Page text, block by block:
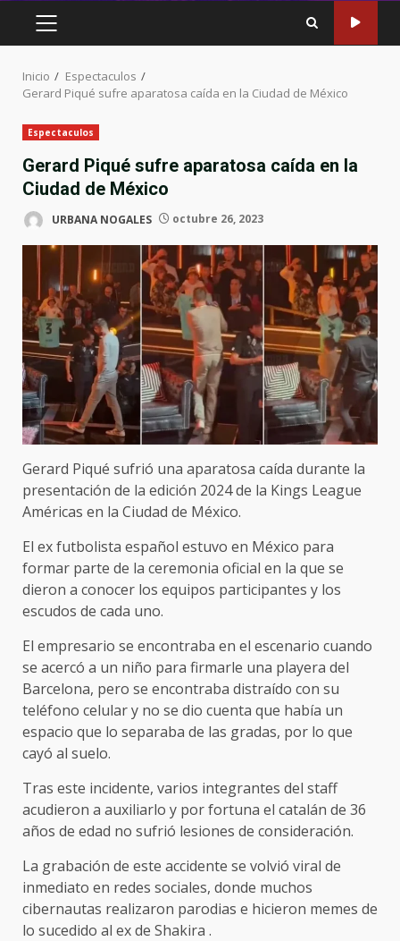
MENÚ
PRINCIPAL
Inicio
Espectaculos
Gerard Piqué sufre aparatosa caída en la Ciudad de México
Espectaculos
Gerard Piqué sufre aparatosa caída en la
Ciudad de México
URBANA NOGALES octubre 26, 2023
Gerard Piqué sufrió una aparatosa caída durante la
presentación de la edición 2024 de la Kings League
Américas en la Ciudad de México.
El ex futbolista español estuvo en México para
formar parte de la ceremonia oficial en la que se
dieron a conocer los equipos participantes y los
escudos de cada uno.
El empresario se encontraba en el escenario cuando
se acercó a un niño para firmarle una playera del
Barcelona, pero se encontraba distraído con su
teléfono celular y no se dio cuenta que había un
espacio que lo separaba de las gradas, por lo que
cayó al suelo.
Tras este incidente, varios integrantes del staff
acudieron a auxiliarlo y por fortuna el catalán de 36
años de edad no sufrió lesiones de consideración.
La grabación de este accidente se volvió viral de
inmediato en redes sociales, donde muchos
cibernautas realizaron parodias e hicieron memes de
lo sucedido al ex de Shakira .